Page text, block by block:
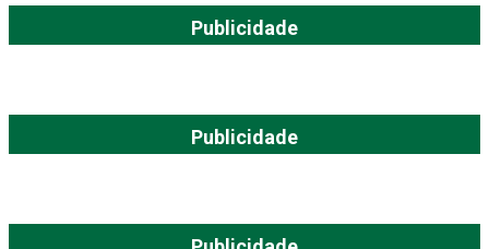
Publicidade
Publicidade